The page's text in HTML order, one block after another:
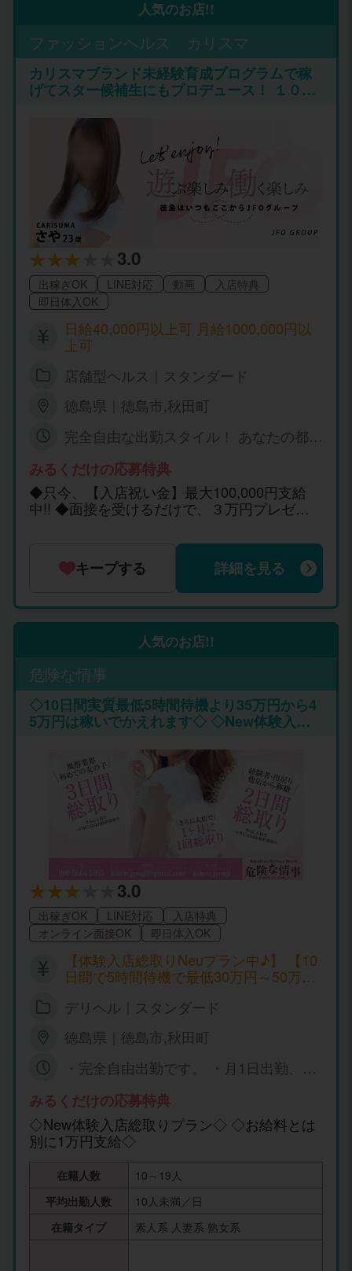
人気のお店!!
ファッションヘルス カリスマ
カリスマブランド未経験育成プログラムで稼
げてスター候補生にもプロデュース！ １０代
コツがある！ 築き上げた実績と戦略で新人さ
んにＮｏ１クラスの高額報酬を実現！★
3.0
出稼ぎOK LINE対応 動画
入店特典
即日体入OK
日給40,000円以上可 月給1000,000円以
上可
店舗型ヘルス｜スタンダード
徳島県｜徳島市,秋田町
完全自由な出勤スタイル！ あなたの都合
みるくだけの応募特典
◆只今、【入店祝い金】最大100,000円支給
中!! ◆面接を受けるだけで、３万円プレゼン
プログラムで稼げて スター候補生にもプロデ
ュース！１０代～２０代だから稼げるポイン
た実績と戦略で新人さんにＮｏ１の高額報酬
を実現！★ 何時でも気軽に質問Ｏｋ！！ SNS
求人 ＩＤ carisuma.jp 求人専用メールアドレ
イアル 090-4970-7017 未経験だとキツイ厳
しい講習や罰則があったり 新人期間１月位だ
け稼げてその後は、 マッタク。。。稼げな
い。 そんなことは、カリスマでは心配無用！
す！ カリスマは、あなたが思うほど敷居は高
くありません！！ 稼げる新人特典待遇と給与
システムを用意！ スタッフが必ず出勤したく
なるような心地よい 環境を１番に心掛けてい
ることです！ アットホームで温かな優しいイ
メージで安心して悩まずに働いて頂けます！
★安心の保証制度も完備★ 気軽にお問い合わ
せをっ♪ 電話が苦手な女の子は、SNS、メー
ルでのお問い合わせで大丈夫です♪ 出勤して
も長時間待機、何時間も出勤したのに１～２
万円しか稼げない。 求人の内容と違うと言う
事は、ＪＦＯ ＧＲＯＵＰには存在しません。
キープする 詳細を見る
人気のお店!!
危険な情事
◇10日間実質最低5時間待機より35万円から4
5万円は稼いでかえれます◇ ◇New体験入店
る金額です◇ 初めまして♪ 只今、情事では四
国・関東・関西と都市・地方の全国から出稼
ぎ体験入店の女性の方々が求人情報を見て体
験入店及び体験入店が終わってもまた出稼ぎ
に来てくれてる状況です♪ 魅力的の事はもち
ろん10日間で最低35万円～50万円は稼いで帰
れることと、細かい規約、罰金、引かれもの
物などなく完全自由で伸び伸びと稼いで帰れ
ると満足されて帰っていただいてます♫ 短
期・期間限定でも体験入店される女性の方を
是非お待ちしております。 只今期間限定で、
お給料総取りキャンペーンをしていて稼げる
金額は10日間で出勤時間にもよりますが平均
最低35万円～50万円平均に稼いで帰れます♪
ここ最近では10日間体験入店が終わりまた数
日後に来られた女の子でタイミングがよく合
計20日間で70万円弱稼いで帰られました♫ 短
期間で稼ぎたい方とかには絶対的な自信をも
って嘘・偽りなどはないです♪ 素人の方、経
験者の方、両方に総取りプランをしています
なっていますので是非期間限定中に体験入店
する、しないに関係なく一度お問合せだけで
もお待ちしております♪ ※メールは中々きずか
ない場合がありますので、LINE＆電話の方が
早いです。 本当に稼ぎたい方・急な出費・支
払い等が必要な女性を募集しています♪ 必要
以上な収入を実感し、お持ち帰りくださいま
♫ 只今、期間限定で他店にはない嘘、偽りの
3.0
出稼ぎOK LINE対応
入店特典
オンライン面接OK
即日体入OK
【体験入店総取りNeuプラン中♪】 【10
日間で5時間待機で最低30万円～50万円
風俗業界を初めての女の子体験入店シス
テム>> ◎風俗業界初めてのチャレンジ
希望の女性には超高収入♪ ◎10日間実質
最低5時間待機より30万円から50万円は
稼いでかえれます！！ ◎New入店で一ヶ
月に一回総取り！！ 『Newプラン↓↓
↓』 ◇体験入店10日間 (体験入店10日間
のうち、3日間はお給料は全額総取り) ◇
入店30日間 (入店30日間のうち、4日間
一ヶ月に一回総取り♪ (例6時間待機の場
合) 〇初日 (女の子取り分)
・90分コース⇒21000円 ・60分コース⇒
15000円 ・120分コース⇒30000円 ・12
デリヘル｜スタンダード
徳島県｜徳島市,秋田町
・完全自由出勤です。 ・月1日出勤、1
お店からの出勤の強制、催促は一切あり
ません。 ・主婦・OLさん・大学生・ニ
ートの方の午前中のみの出勤なども大歓
迎です。 ・それぞれご自分の時間を有意
義に使ってお仕事してください。
みるくだけの応募特典
◇New体験入店総取りプラン◇ ◇お給料とは
別に1万円支給◇
在籍人数
10～19人
平均出勤人数
10人未満／日
在籍タイプ
素人系 人妻系 熟女系